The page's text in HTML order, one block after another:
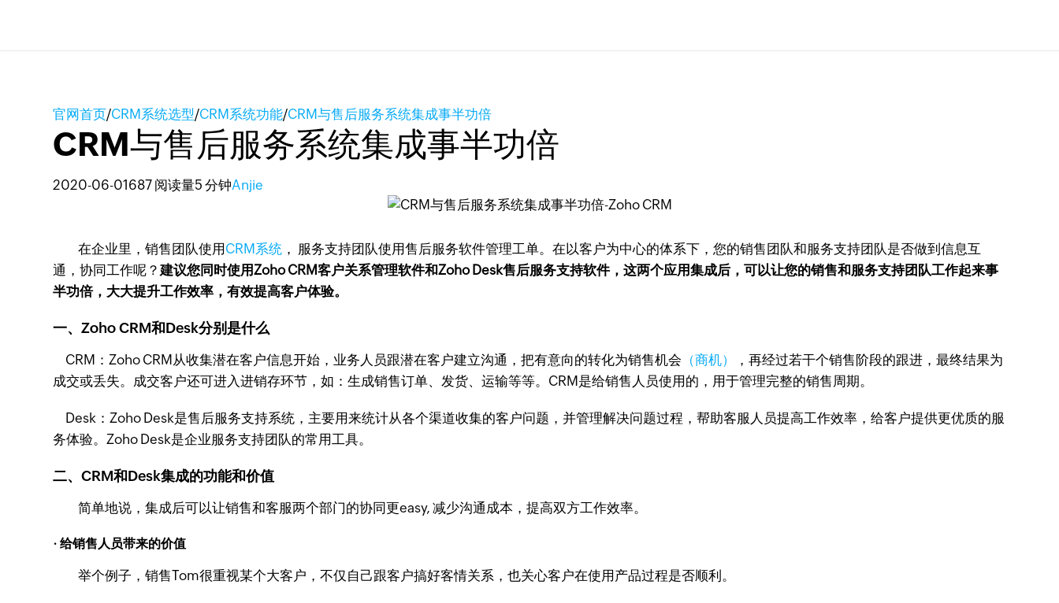
官网首页/CRM系统选型/CRM系统功能/CRM与售后服务系统集成事半功倍
CRM与售后服务系统集成事半功倍
2020-06-01 687 阅读量5 分钟Anjie
在企业里，销售团队使用 CRM系统 ， 服务支持团队使用售后服务软件管理工单。在以客户为中心的体系下，您的销售团队和服务支持团队是否做到信息互
通，协同工作呢？建议您同时使用Zoho CRM客户关系管理软件和Zoho Desk售后服务支持软件，这两个应用集成后，可以让您的销售和服务支持团队工作起来事
半功倍，大大提升工作效率，有效提高客户体验。
一、Zoho CRM和Desk分别是什么
CRM：Zoho CRM从收集潜在客户信息开始，业务人员跟潜在客户建立沟通，把有意向的转化为销售机会 （商机）
，再经过若干个销售阶段的跟进，最终结果为
成交或丢失。成交客户还可进入进销存环节，如：生成销售订单、发货、运输等等。CRM是给销售人员使用的，用于管理完整的销售周期。
Desk：Zoho Desk是售后服务支持系统，主要用来统计从各个渠道收集的客户问题，并管理解决问题过程，帮助客服人员提高工作效率，给客户提供更优质的服
务体验。Zoho Desk是企业服务支持团队的常用工具。
二、CRM和Desk集成的功能和价值
简单地说，集成后可以让销售和客服两个部门的协同更easy, 减少沟通成本，提高双方工作效率。
· 给销售人员带来的价值
举个例子，销售Tom很重视某个大客户，不仅自己跟客户搞好客情关系，也关心客户在使用产品过程是否顺利。